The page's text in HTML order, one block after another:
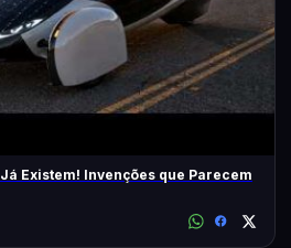
Existem! Invenções que Parecem